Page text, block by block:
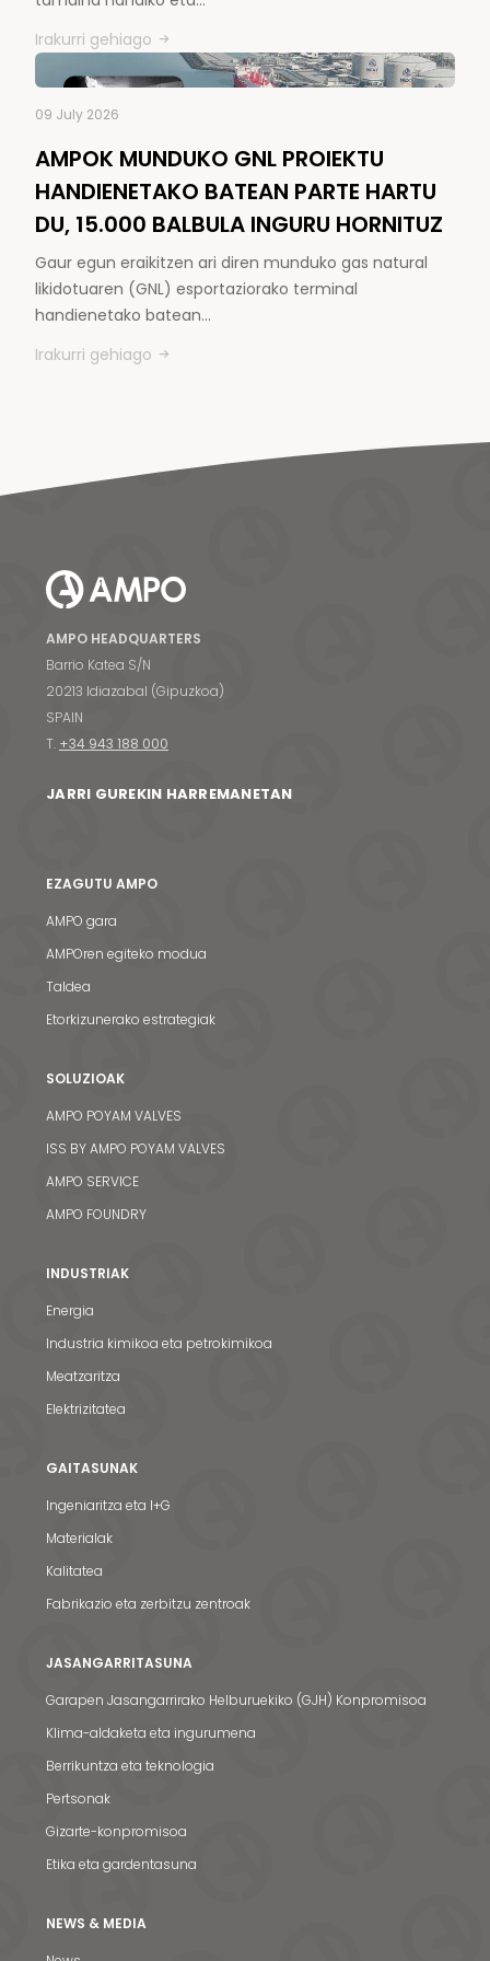
Irakurri gehiago
09 July 2026
AMPOK MUNDUKO GNL PROIEKTU
HANDIENETAKO BATEAN PARTE HARTU
DU, 15.000 BALBULA INGURU HORNITUZ
Gaur egun eraikitzen ari diren munduko gas natural
likidotuaren (GNL) esportaziorako terminal
handienetako batean…
Irakurri gehiago
AMPO HEADQUARTERS
Barrio Katea S/N
20213 Idiazabal (Gipuzkoa)
SPAIN
T. +34 943 188 000
JARRI GUREKIN HARREMANETAN
EZAGUTU AMPO
AMPO gara
AMPOren egiteko modua
Taldea
Etorkizunerako estrategiak
SOLUZIOAK
AMPO POYAM VALVES
ISS BY AMPO POYAM VALVES
AMPO SERVICE
AMPO FOUNDRY
INDUSTRIAK
Energia
Industria kimikoa eta petrokimikoa
Meatzaritza
Elektrizitatea
GAITASUNAK
Ingeniaritza eta I+G
Materialak
Kalitatea
Fabrikazio eta zerbitzu zentroak
JASANGARRITASUNA
Garapen Jasangarrirako Helburuekiko (GJH) Konpromisoa
Klima-aldaketa eta ingurumena
Berrikuntza eta teknologia
Pertsonak
Gizarte-konpromisoa
Etika eta gardentasuna
NEWS & MEDIA